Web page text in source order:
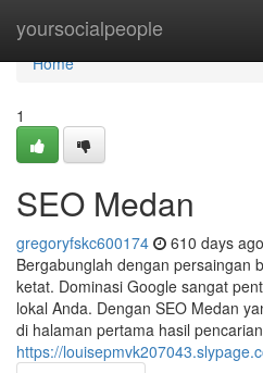
yoursocialpeople
Home
Home
1
SEO Medan
gregoryfskc600174 610 days ago
Bergabunglah dengan persaingan
ketat. Dominasi Google sangat
lokal Anda. Dengan SEO Medan
di halaman pertama hasil pencarian
https://